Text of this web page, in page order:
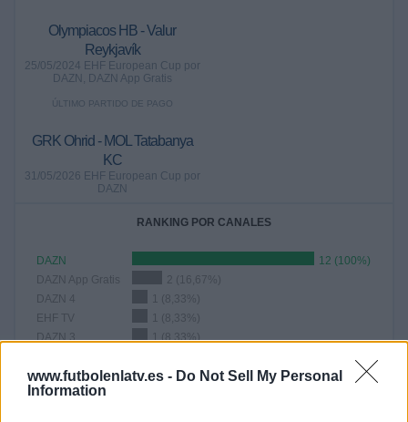
www.futbolenlatv.es - Do Not Sell My Personal
Information
Olympiacos HB - Valur
Reykjavík
25/05/2024 EHF European Cup por
DAZN, DAZN App Gratis
ÚLTIMO PARTIDO DE PAGO
GRK Ohrid - MOL Tatabanya
KC
31/05/2026 EHF European Cup por
DAZN
RANKING POR CANALES
DAZN
12 (100%)
DAZN App Gratis
2 (16,67%)
DAZN 4
1 (8,33%)
EHF TV
1 (8,33%)
DAZN 3
1 (8,33%)
Ver ranking completo